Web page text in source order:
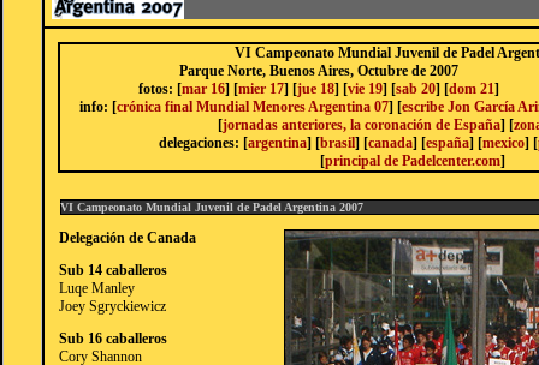
VI Campeonato Mundial Juvenil de Padel
Parque Norte, Buenos Aires, Octubre de 2007
fotos: [mar 16] [mier 17] [jue 18] [vie 19] [sab 20] [dom 21]
info: [crónica final Mundial Menores Argentina 07] [escribe Jon García
[jornadas anteriores, la coronación de España] [
delegaciones: [argentina] [brasil] [canada] [españa] [mexico] [
[principal de Padelcenter.com]
VI Campeonato Mundial Juvenil de Padel Argentina 2007
Delegación de Canada
Sub 14 caballeros
Luqe Manley
Joey Sgryckiewicz
Sub 16 caballeros
Cory Shannon